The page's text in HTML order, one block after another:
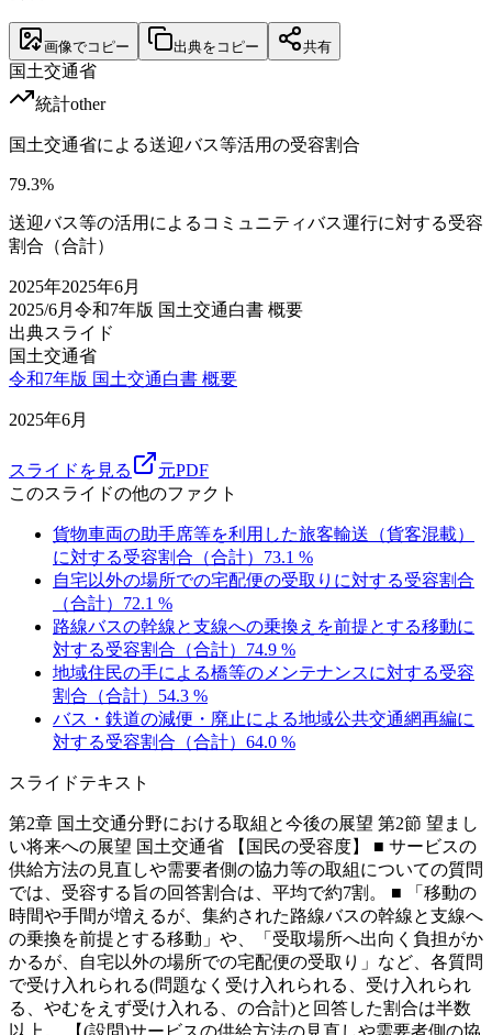
画像でコピー 出典をコピー 共有
国土交通省
統計other
国土交通省による送迎バス等活用の受容割合
79.3%
送迎バス等の活用によるコミュニティバス運行に対する受容
割合（合計）
2025年2025年6月
2025/6月 令和7年版 国土交通白書 概要
出典スライド
国土交通省
令和7年版 国土交通白書 概要
2025年6月
スライドを見る
元PDF
このスライドの他のファクト
貨物車両の助手席等を利用した旅客輸送（貨客混載）
に対する受容割合（合計） 73.1 %
自宅以外の場所での宅配便の受取りに対する受容割合
（合計） 72.1 %
路線バスの幹線と支線への乗換えを前提とする移動に
対する受容割合（合計） 74.9 %
地域住民の手による橋等のメンテナンスに対する受容
割合（合計） 54.3 %
バス・鉄道の減便・廃止による地域公共交通網再編に
対する受容割合（合計） 64.0 %
スライドテキスト
第2章 国土交通分野における取組と今後の展望 第2節 望まし
い将来への展望 国土交通省 【国民の受容度】 ■ サービスの
供給方法の見直しや需要者側の協力等の取組についての質問
では、受容する旨の回答割合は、平均で約7割。 ■ 「移動の
時間や手間が増えるが、集約された路線バスの幹線と支線へ
の乗換を前提とする移動」や、「受取場所へ出向く負担がか
かるが、自宅以外の場所での宅配便の受取り」など、各質問
で受け入れられる(問題なく受け入れられる、受け入れられ
る、やむをえず受け入れる、の合計)と回答した割合は半数
以上。 【(設問)サービスの供給方法の見直しや需要者側の協